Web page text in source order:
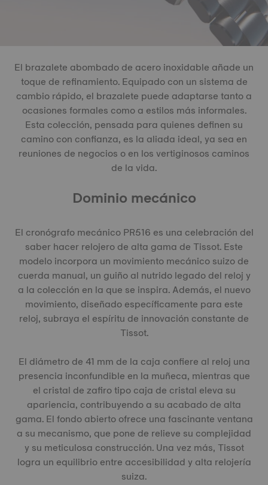
El brazalete abombado de acero inoxidable añade un
toque de refinamiento. Equipado con un sistema de
cambio rápido, el brazalete puede adaptarse tanto a
ocasiones formales como a estilos más informales.
Esta colección, pensada para quienes definen su
camino con confianza, es la aliada ideal, ya sea en
reuniones de negocios o en los vertiginosos caminos
de la vida.
Dominio mecánico
El cronógrafo mecánico PR516 es una celebración del
saber hacer relojero de alta gama de Tissot. Este
modelo incorpora un movimiento mecánico suizo de
cuerda manual, un guiño al nutrido legado del reloj y
a la colección en la que se inspira. Además, el nuevo
movimiento, diseñado específicamente para este
reloj, subraya el espíritu de innovación constante de
Tissot.
El diámetro de 41 mm de la caja confiere al reloj una
presencia inconfundible en la muñeca, mientras que
el cristal de zafiro tipo caja de cristal eleva su
apariencia, contribuyendo a su acabado de alta
gama. El fondo abierto ofrece una fascinante ventana
a su mecanismo, que pone de relieve su complejidad
y su meticulosa construcción. Una vez más, Tissot
logra un equilibrio entre accesibilidad y alta relojería
suiza.